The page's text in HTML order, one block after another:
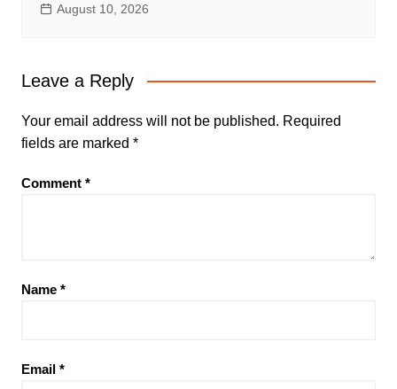
August 10, 2026
Leave a Reply
Your email address will not be published. Required
fields are marked *
Comment *
Name *
Email *